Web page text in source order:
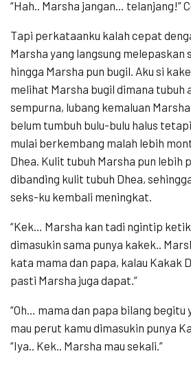
“Hah.. Marsha jangan… telanjang!”
Tapi perkataanku kalah cepat
Marsha yang langsung melepaskan
hingga Marsha pun bugil. Aku si
melihat Marsha bugil dimana tubuh
sempurna, lubang kemaluan
belum tumbuh bulu-bulu halus
mulai berkembang malah lebih
Dhea. Kulit tubuh Marsha pun lebih
dibanding kulit tubuh Dhea,
seks-ku kembali meningkat.
“Kek… Marsha kan tadi ngintip
dimasukin sama punya kakek..
kata mama dan papa, kalau Kakak
pasti Marsha juga dapat.”
“Oh… mama dan papa bilang begitu
mau perut kamu dimasukin punya
“Iya.. Kek.. Marsha mau sekali.”